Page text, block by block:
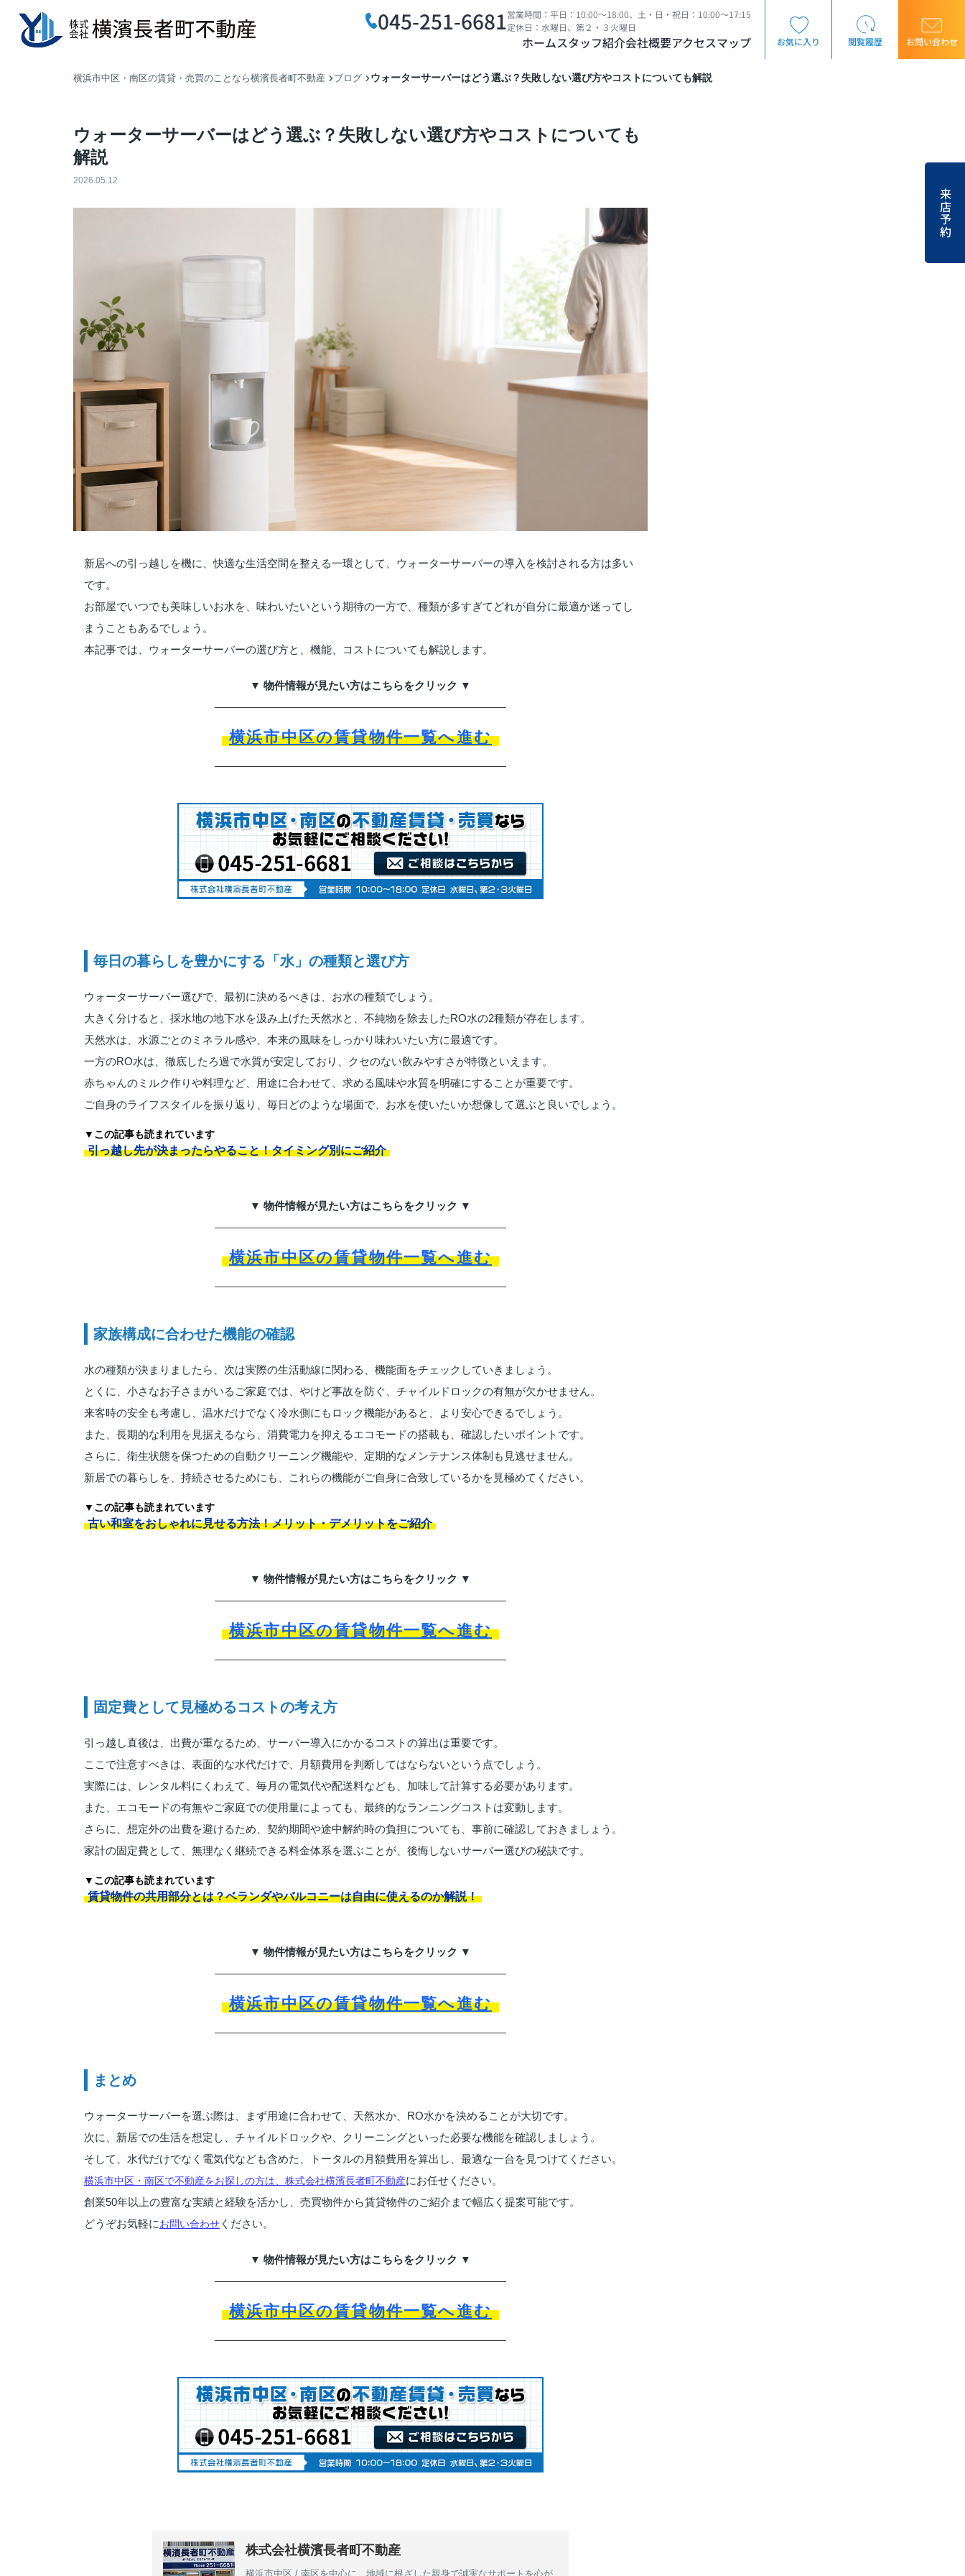
045-251-6681営業時間：平日：10:00～18:00、土・日・祝日：10:00～17:15
定休日：水曜日、第２・３火曜日
ホームスタッフ紹介会社概要アクセスマップ お気に入り 閲覧履歴 お問い合わせ
来店予約
横浜市中区・南区の賃貸・売買のことなら横濱長者町不動産 ブログ ウォーターサーバーはどう選ぶ？失敗しない選び方やコストについても解説
ウォーターサーバーはどう選ぶ？失敗しない選び方やコストについても
解説
2026.05.12
新居への引っ越しを機に、快適な生活空間を整える一環として、ウォーターサーバーの導入を検討される方は多い
です。
お部屋でいつでも美味しいお水を、味わいたいという期待の一方で、種類が多すぎてどれが自分に最適か迷ってし
まうこともあるでしょう。
本記事では、ウォーターサーバーの選び方と、機能、コストについても解説します。
▼ 物件情報が見たい方はこちらをクリック ▼
横浜市中区の賃貸物件一覧へ進む
毎日の暮らしを豊かにする「水」の種類と選び方
ウォーターサーバー選びで、最初に決めるべきは、お水の種類でしょう。
大きく分けると、採水地の地下水を汲み上げた天然水と、不純物を除去したRO水の2種類が存在します。
天然水は、水源ごとのミネラル感や、本来の風味をしっかり味わいたい方に最適です。
一方のRO水は、徹底したろ過で水質が安定しており、クセのない飲みやすさが特徴といえます。
赤ちゃんのミルク作りや料理など、用途に合わせて、求める風味や水質を明確にすることが重要です。
ご自身のライフスタイルを振り返り、毎日どのような場面で、お水を使いたいか想像して選ぶと良いでしょう。
▼この記事も読まれています
引っ越し先が決まったらやること！タイミング別にご紹介
▼ 物件情報が見たい方はこちらをクリック ▼
横浜市中区の賃貸物件一覧へ進む
家族構成に合わせた機能の確認
水の種類が決まりましたら、次は実際の生活動線に関わる、機能面をチェックしていきましょう。
とくに、小さなお子さまがいるご家庭では、やけど事故を防ぐ、チャイルドロックの有無が欠かせません。
来客時の安全も考慮し、温水だけでなく冷水側にもロック機能があると、より安心できるでしょう。
また、長期的な利用を見据えるなら、消費電力を抑えるエコモードの搭載も、確認したいポイントです。
さらに、衛生状態を保つための自動クリーニング機能や、定期的なメンテナンス体制も見逃せません。
新居での暮らしを、持続させるためにも、これらの機能がご自身に合致しているかを見極めてください。
▼この記事も読まれています
古い和室をおしゃれに見せる方法！メリット・デメリットをご紹介
▼ 物件情報が見たい方はこちらをクリック ▼
横浜市中区の賃貸物件一覧へ進む
固定費として見極めるコストの考え方
引っ越し直後は、出費が重なるため、サーバー導入にかかるコストの算出は重要です。
ここで注意すべきは、表面的な水代だけで、月額費用を判断してはならないという点でしょう。
実際には、レンタル料にくわえて、毎月の電気代や配送料なども、加味して計算する必要があります。
また、エコモードの有無やご家庭での使用量によっても、最終的なランニングコストは変動します。
さらに、想定外の出費を避けるため、契約期間や途中解約時の負担についても、事前に確認しておきましょう。
家計の固定費として、無理なく継続できる料金体系を選ぶことが、後悔しないサーバー選びの秘訣です。
▼この記事も読まれています
賃貸物件の共用部分とは？ベランダやバルコニーは自由に使えるのか解説！
▼ 物件情報が見たい方はこちらをクリック ▼
横浜市中区の賃貸物件一覧へ進む
まとめ
ウォーターサーバーを選ぶ際は、まず用途に合わせて、天然水か、RO水かを決めることが大切です。
次に、新居での生活を想定し、チャイルドロックや、クリーニングといった必要な機能を確認しましょう。
そして、水代だけでなく電気代なども含めた、トータルの月額費用を算出し、最適な一台を見つけてください。
横浜市中区・南区で不動産をお探しの方は、株式会社横濱長者町不動産にお任せください。
創業50年以上の豊富な実績と経験を活かし、売買物件から賃貸物件のご紹介まで幅広く提案可能です。
どうぞお気軽にお問い合わせ ください。
▼ 物件情報が見たい方はこちらをクリック ▼
横浜市中区の賃貸物件一覧へ進む
株式会社横濱長者町不動産
横浜市中区 / 南区を中心に、地域に根ざした親身で誠実なサポートを心が